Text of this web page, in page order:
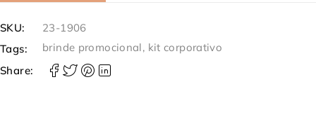
SKU:
23-1906
Tags:
brinde promocional, kit corporativo
Share: